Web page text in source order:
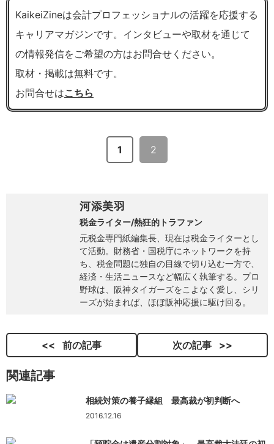
KaikeiZineは会計プロフェッショナルの活躍を応援する
キャリアマガジンです。インタビューや取材を通じて
の情報発信をご希望の方はお問合せください。
取材・掲載は無料です。
お問合せはこちら
1 2
河添美羽
税金ライター/熱狂的トラファン
元税金専門紙編集長、現在は税金ライターとし
て活動。財務省・国税庁にネットワークを持
ち、税金問題に独自の目線で切り込む一方で、
経済・生活ニュースなど幅広く執筆する。プロ
野球は、阪神タイガーズをこよなく愛し、シリ
ーズが始まれば、ほぼ阪神応援に駆け回る。
前の記事 次の記事
関連記事
相続対策の養子縁組 最高裁が初判断へ
2016.12.16